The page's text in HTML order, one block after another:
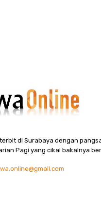
di Surabaya dengan
Pagi yang cikal bakalnya